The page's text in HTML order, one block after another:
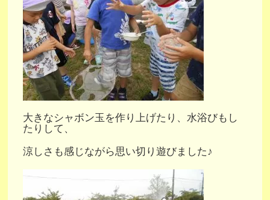
大きなシャボン玉を作り上げたり、水浴びもし
たりして、
涼しさも感じながら思い切り遊びました♪